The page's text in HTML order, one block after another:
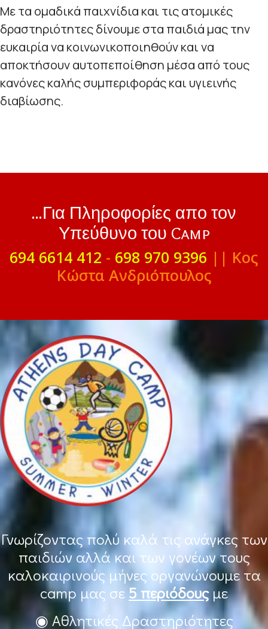
Με τα ομαδικά παιχνίδια και τις ατομικές
δραστηριότητες δίνουμε στα παιδιά μας την
ευκαιρία να κοινωνικοποιηθούν και να
αποκτήσουν αυτοπεποίθηση μέσα από τους
κανόνες καλής συμπεριφοράς και υγιεινής
διαβίωσης.
...Για Πληροφορίες απο τον
Υπεύθυνο του Camp
694 6614 412 - 698 970 9396 || Κος
Κώστα Ανδριόπουλος
Γνωρίζοντας πολύ καλά τις ανάγκες των
παιδιών αλλά και των γονέων τους
καλοκαιρινούς μήνες οργανώνουμε τα
camp μας σε 5 περιόδουςμε
◉ Αθλητικές Δραστηριότητες